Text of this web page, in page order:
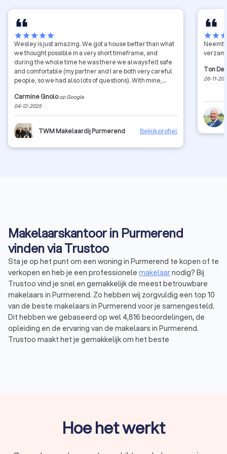
starstarstarstarstar
Wesley is just amazing. We got a house better than what
we thought possible in a very short timeframe, and
during the whole time he was there we always felt safe
and comfortable (my partner and I are both very careful
people, so we had also lots of questions). With mine,
transactions with Wesley, so this is also not just my
experience. Also, our property is in the Zaanstad and
honestly I never felt Wesley was lacking any knowledge,
he knew well all the neighbourhoods and helped us
thoroughly. Thanks again!
Carmine Gnolo op Google
04-12-2025
TWM Makelaardij Purmerend Bekijk profiel
starstar
Neemt
Ton
26-11-
Makelaarskantoor in Purmerend
vinden via Trustoo
Sta je op het punt om een woning in Purmerend te kopen of te
verkopen en heb je een professionele makelaarnodig? Bij
Trustoo vind je snel en gemakkelijk de meest betrouwbare
makelaars in Purmerend. Zo hebben wij zorgvuldig een top 10
van de beste makelaars in Purmerend voor je samengesteld.
Dit hebben we gebaseerd op wel 4,816 beoordelingen, de
opleiding en de ervaring van de makelaars in Purmerend.
Trustoo maakt het je gemakkelijk om het beste
Hoe het werkt